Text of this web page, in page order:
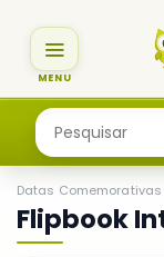
content
Pesquisar
por:
Datas Comemorativas
Flipbook